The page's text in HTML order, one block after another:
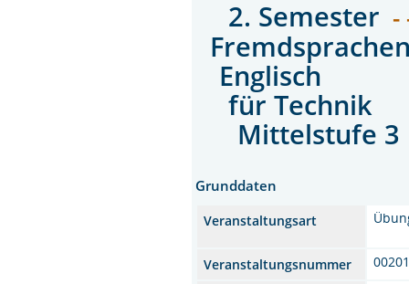
2. Semester -
Englisch
für Technik
Mittelstufe 3
Grunddaten
Veranstaltungsart
Veranstaltungsnummer